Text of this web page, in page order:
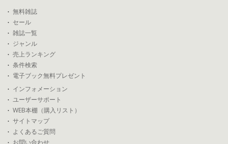
無料雑誌
セール
雑誌一覧
ジャンル
売上ランキング
条件検索
電子ブック無料プレゼント
インフォメーション
ユーザーサポート
WEB本棚（購入リスト）
サイトマップ
よくあるご質問